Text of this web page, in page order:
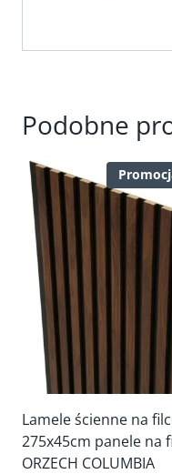
Podobne
Lamele ścienne na
275x45cm panele na
ORZECH COLUMBIA